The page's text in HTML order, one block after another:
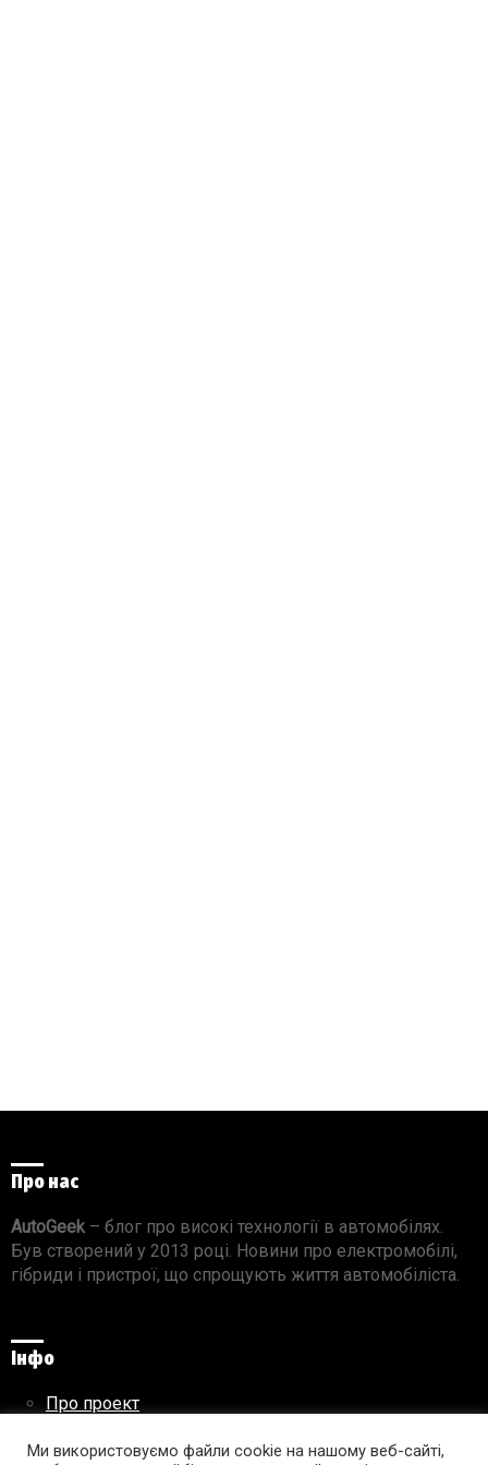
Про нас
AutoGeek– блог про високі технології в автомобілях.
Був створений у 2013 році. Новини про електромобілі,
гібриди і пристрої, що спрощують життя автомобіліста.
Інфо
Про проект
Правила використання матеріалів
Ми використовуємо файли cookie на нашому веб-сайті,